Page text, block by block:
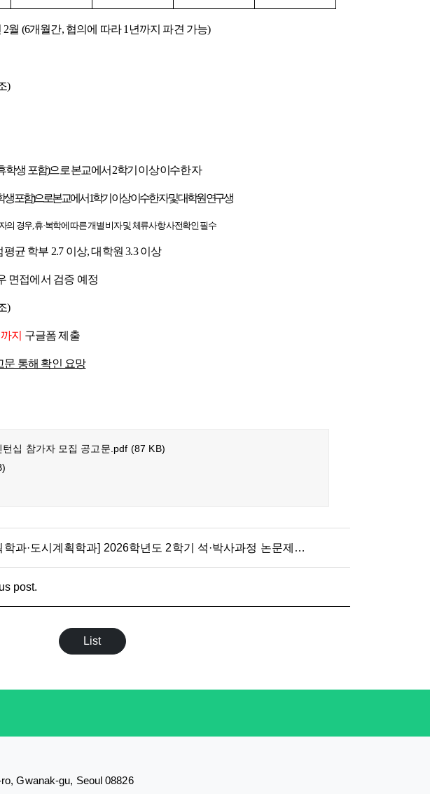
2월 (6개월간, 협의에 따라 1년까지 파견 가능)
)
학생 포함)으로 본교에서 2학기 이상 이수한 자
포함)으로 본교에서 1학기 이상 이수한 자 및 대학원 연구생
의 경우, 휴·복학에 따른 개별 비자 및 체류사항 사전확인 필수
평균 학부 2.7 이상, 대학원 3.3 이상
면접에서 검증 예정
)
지 구글폼 제출
통해 확인 요망
십 참가자 모집 공고문.pdf (87 KB)
학과·도시계획학과] 2026학년도 2학기 석·박사과정 논문제출자격시험 응시자 수료
post.
List
Gwanak-gu, Seoul 08826